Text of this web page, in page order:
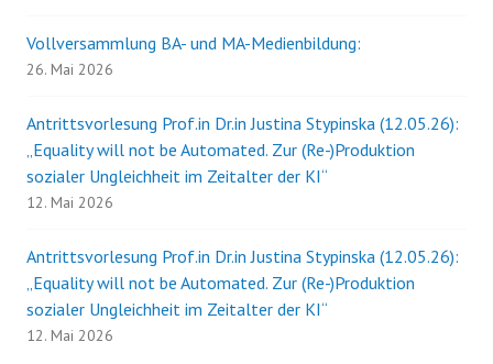
Vollversammlung BA- und MA-Medienbildung:
26. Mai 2026
Antrittsvorlesung Prof.in Dr.in Justina Stypinska (12.05.26):
„Equality will not be Automated. Zur (Re-)Produktion
sozialer Ungleichheit im Zeitalter der KI“
12. Mai 2026
Antrittsvorlesung Prof.in Dr.in Justina Stypinska (12.05.26):
„Equality will not be Automated. Zur (Re-)Produktion
sozialer Ungleichheit im Zeitalter der KI“
12. Mai 2026